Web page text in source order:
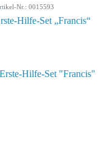
Nr.: 0015593
Hilfe-Set „Francis“